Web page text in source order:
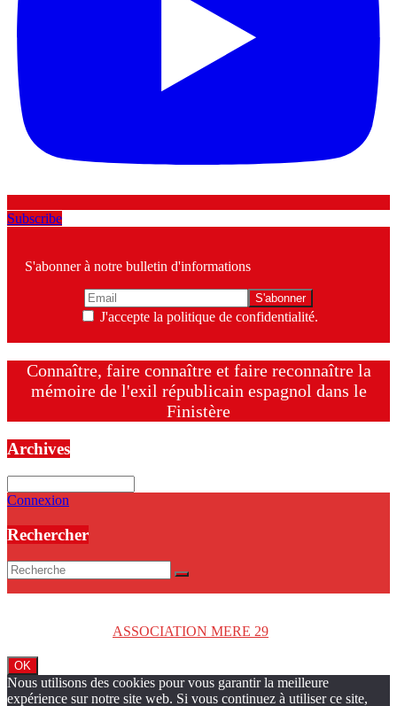
Subscribe
S'abonner à notre bulletin d'informations
J'accepte la politique de confidentialité.
Connaître, faire connaître et faire reconnaître la
mémoire de l'exil républicain espagnol dans le
Finistère
Archives
Connexion
Rechercher
ASSOCIATION MERE 29
OK
Nous utilisons des cookies pour vous garantir la meilleure
expérience sur notre site web. Si vous continuez à utiliser ce site,